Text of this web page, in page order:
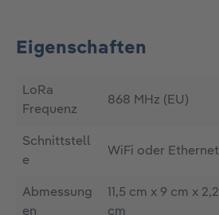
Eigenschaften
LoRa
Frequenz
868 MHz (EU)
Schnittstell
e
WiFi oder Ethernet
Abmessung
en
11,5 cm x 9 cm x 2,2
cm